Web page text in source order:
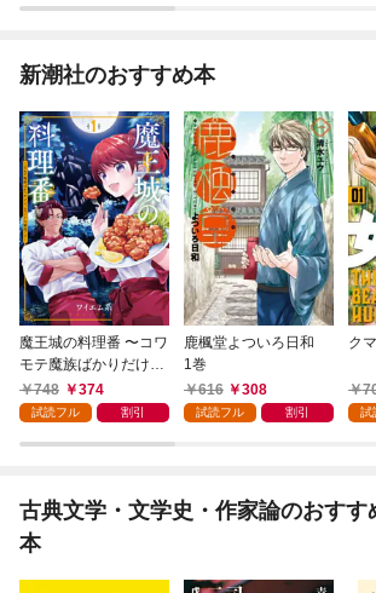
新潮社のおすすめ本
魔王城の料理番 〜コワ
モテ魔族ばかりだけ
ど、ホワイトな職場で
す〜 1巻
748 374
試読フル 割引
鹿楓堂よついろ日和
1巻
616
308
試読フル 割引
ク
試
古典文学・文学史・作家論のおすす
本